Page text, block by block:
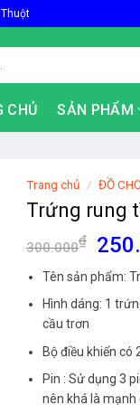
Thuột
CHỦ SẢN PHẨM
Trang chủ / ĐỒ
Trứng rung
300.000₫
Giá
gốc
là:
Tên sản phẩm:
Hình dáng: 1
cầu trơn
Bộ điều khiển có
Pin : Sử dụng 3
nên khá là